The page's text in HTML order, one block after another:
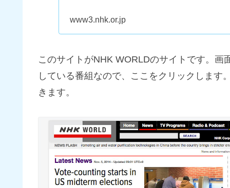
www3.nhk.or.jp
このサイトがNHK WORLDのサイトです。
している番組なので、ここをクリックしま
きます。